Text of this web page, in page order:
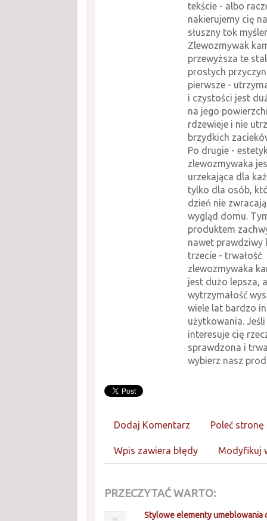
tekście - albo
nakierujemy cię
słuszny tok
Zlewozmywak
przewyższa te
prostych
pierwsze -
i czystości jest
na jego
rdzewieje i nie
brzydkich
Po drugie -
zlewozmywaka
urzekająca dla
tylko dla osób,
dzień nie
wygląd domu.
produktem
nawet prawdziwy
trzecie - trwałość
zlewozmywaka
jest dużo lepsza,
wytrzymałość
wiele lat bardzo
użytkowania.
interesuje cię
sprawdzona i
wybierz nasz
Dodaj Komentarz Poleć stronę
Wpis zawiera błędy Modyfikuj
PRZECZYTAĆ WARTO:
Stylowe elementy umeblowania